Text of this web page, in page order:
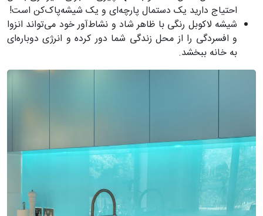
احتیاج دارید یک دستمال پارچه‌ای و یک شیشه‌پاک‌کن است!
شیشه لاکوبل رنگی با ظاهر شاد و نشاط‌آور خود می‌تواند انزوا
و افسردگی را از محل زندگی شما دور کرده و انرژی دوباره‌ای
به خانه ببخشد.